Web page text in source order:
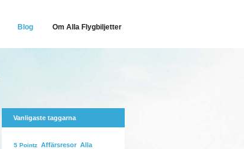
Blog Om Alla Flygbiljetter
Vanligaste taggarna
5 Pointz Affärsresor Alla